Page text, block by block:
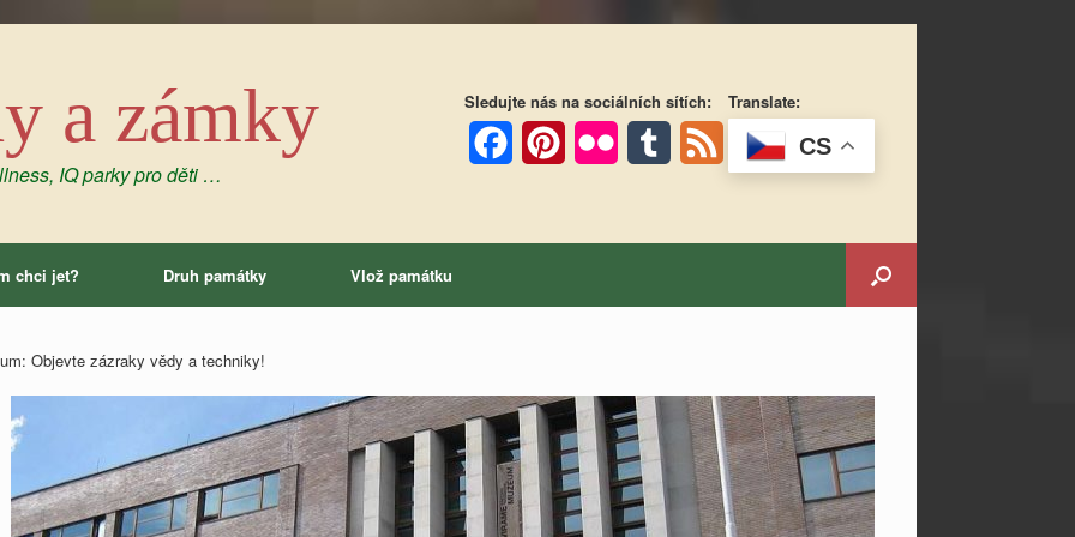
a zámky
IQ parky pro děti …
Sledujte nás na sociálních sítích: Translate:
CS
chci jet? Druh památky Vlož památku
Objevte zázraky vědy a techniky!